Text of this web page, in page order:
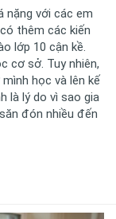
nặng với các em
thêm các kiến
lớp 10 cận kề.
cơ sở. Tuy nhiên,
học và lên kế
là lý do vì sao gia
đón nhiều đến